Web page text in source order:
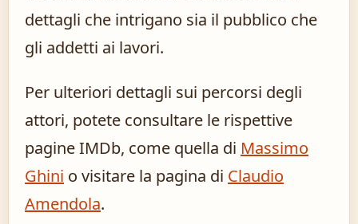
dettagli che intrigano sia il pubblico che
gli addetti ai lavori.
Per ulteriori dettagli sui percorsi degli
attori, potete consultare le rispettive
pagine IMDb, come quella di Massimo
Ghini o visitare la pagina di Claudio
Amendola.